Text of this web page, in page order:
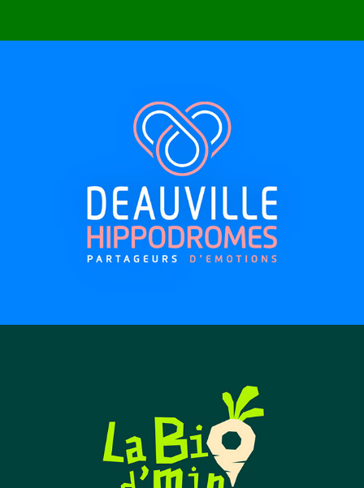
HIPPODROMES DE DEAUVILLE
LA BIO D'MIN COIN